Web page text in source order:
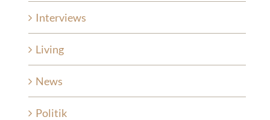
Interviews
Living
News
Politik